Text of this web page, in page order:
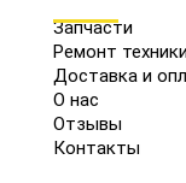
Запчасти
Ремонт техники
Доставка и
О нас
Отзывы
Контакты